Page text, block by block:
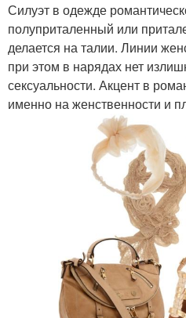
Силуэт в одежде
полуприталенный или
делается на талии. Линии
при этом в нарядах нет
сексуальности. Акцент в
именно на женственности и